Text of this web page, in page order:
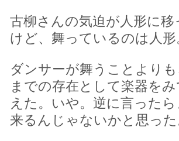
古柳さんの気迫が人形に
けど、舞っているのは人形
ダンサーが舞うことより
までの存在として楽器を
えた。いや。逆に言った
来るんじゃないかと思った